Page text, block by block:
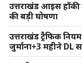
उत्तराखंड आइस हॉकी
की बड़ी घोषणा
उत्तराखंड ट्रैफिक
जुर्माना+3 महीने DL